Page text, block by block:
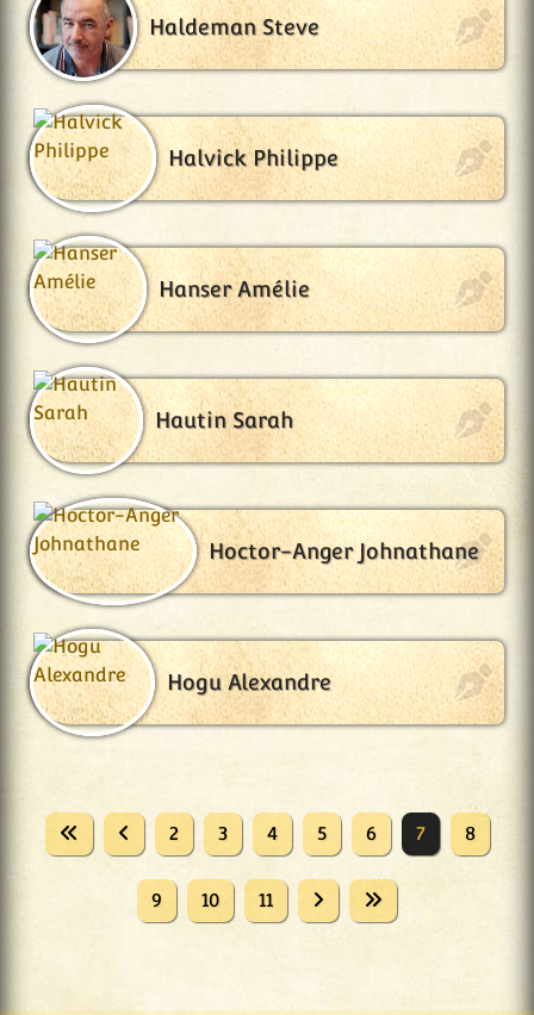
Haldeman Steve
Halvick Philippe
Hanser Amélie
Hautin Sarah
Hoctor-Anger Johnathane
Hogu Alexandre
2 3 4 5 6 7 8
9 10 11